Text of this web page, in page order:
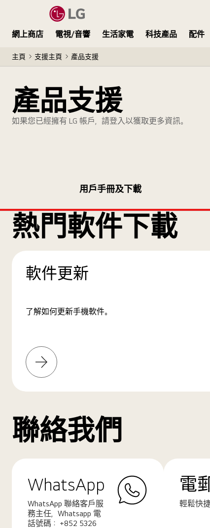
網上商店 電視/音響 生活家電 科技產品 配件
主頁 支援主頁 產品支援
產品支援
如果您已經擁有 LG 帳戶，請登入以獲取更多資訊。
用戶手冊及下載
熱門軟件下載
軟件更新
了解如何更新手機軟件。
解
更
聯絡我們
WhatsApp
WhatsApp 聯絡客戶服
務主任，Whatsapp 電
話號碼： +852 5326
電
輕鬆快